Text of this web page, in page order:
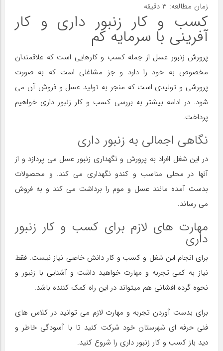
زمان مطالعه: ۳ دقیقه
کسب و کار زنبور داری و کار
آفرینی با سرمایه کم
پرورش زنبور عسل از جمله کسب و کارهایی است که علاقمندان
مخصوص به خود را دارد و جز مشاغلی است که به صورت
پرورشی و تولیدی است که منجر به تولید عسل و فروش آن می
شود. در ادامه بیشتر به بررسی کسب و کار زنبور داری خواهیم
پرداخت.
نگاهی اجمالی به زنبور داری
در این شغل افراد به پرورش و نگهداری زنبور عسل می پردازد و از
آنها در محلی مناسب و کندو نگهداری می کند. و محصولات
بدست آمده مانند عسل و موم را برداشت می کند و به فروش
می رساند.
مهارت های لازم برای کسب و کار زنبور
داری
برای انجام این شغل و کسب و کار دانش خاصی نیاز نیست. فقط
نیاز به کمی تجربه و مهارت خواهید داشت و آشنایی با زنبور و
نحوه گرده افشانی هم میتواند در این راه کمک کننده باشد.
برای بدست آوردن تجربه و مهارت لازم می توانید در کلاس های
فنی حرفه ای شهرستان خود شرکت کنید تا با آسودگی خاطر و
دید باز کسب و کار زنبور داری را شروع کنید.